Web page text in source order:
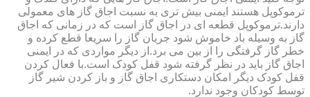
ترموکوپل هستند ایمنی بیش تری به نسبت اجاق گاز های معمولی
دارند.ترموکوپل قطعه ای در اجاق گاز است که در زمانی که اجاق
گاز به وسیله باد خاموش شود جریان گاز را سریعا قطع کرده و
خطر گاز گرفتگی را از بین می برد.از دیگر مواردی که در ایمنی
اجاق گاز باید در نظر گرفته شود قفل کودک است.با فعال کردن
قفل کودک دیگر امکان دستکاری اجاق گاز و باز کردن شیر گاز
توسط کودکان وجود ندارد.